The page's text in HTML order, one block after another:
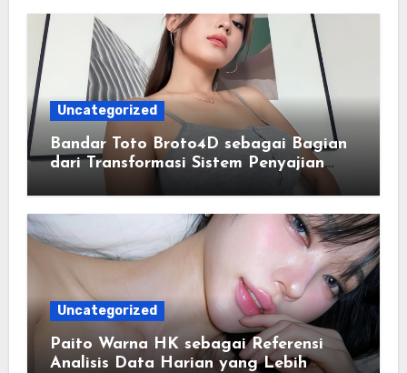
Uncategorized
Bandar Toto Broto4D sebagai Bagian
dari Transformasi Sistem Penyajian
Uncategorized
Paito Warna HK sebagai Referensi
Analisis Data Harian yang Lebih